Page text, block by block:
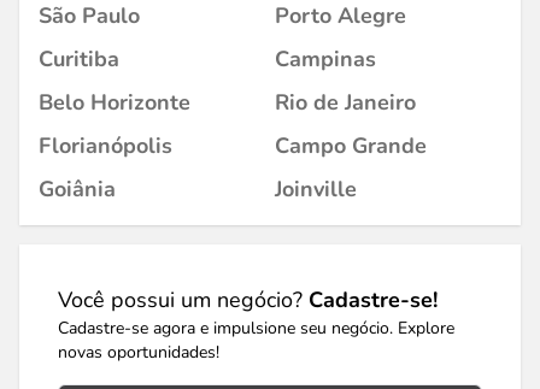
São Paulo
Porto Alegre
Curitiba
Campinas
Belo Horizonte
Rio de Janeiro
Florianópolis
Campo Grande
Goiânia
Joinville
Você possui um negócio? Cadastre-se!
Cadastre-se agora e impulsione seu negócio. Explore
novas oportunidades!